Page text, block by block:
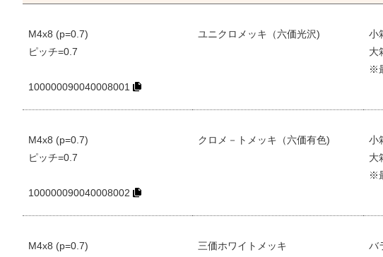
M4x8 (p=0.7)
ピッチ=0.7
100000090040008001
ユニクロメッキ（六価光沢)
小
大
※
M4x8 (p=0.7)
ピッチ=0.7
100000090040008002
クロメ－トメッキ（六価有色)
小
大
※
M4x8 (p=0.7)
三価ホワイトメッキ
バ